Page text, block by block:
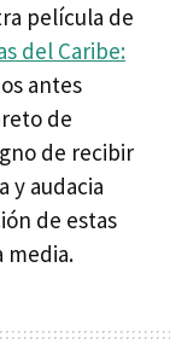
película de
del Caribe:
antes
de
de recibir
y audacia
de estas
media.